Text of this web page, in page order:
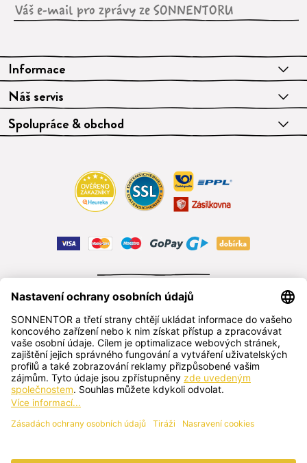
Informace
Náš servis
Spolupráce & obchod
čeština
SONNENTOR s.r.o.
Příhon 943, 696 15 Čejkovice, Česká republika
+420 518 362 687 sonnentor@sonnentor.cz